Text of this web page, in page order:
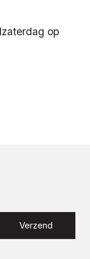
op
Verzend